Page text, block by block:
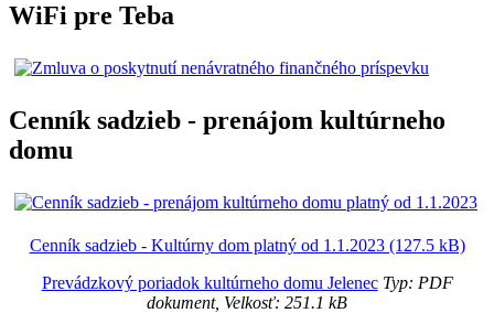
WiFi pre Teba
Cenník sadzieb - prenájom kultúrneho
domu
Cenník sadzieb - Kultúrny dom platný od 1.1.2023 (127.5 kB)
Prevádzkový poriadok kultúrneho domu JelenecTyp: PDF
dokument, Velkosť: 251.1 kB